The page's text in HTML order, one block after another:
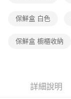
保鮮盒 白色
保鮮盒 櫥櫃收納
詳細說明